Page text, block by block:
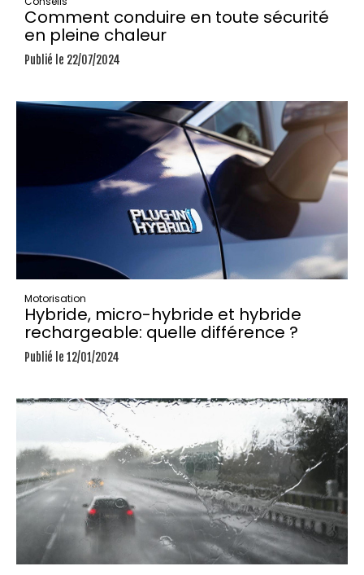
Comment conduire en toute sécurité
en pleine chaleur
Publié le 22/07/2024
Motorisation
Hybride, micro-hybride et hybride
rechargeable: quelle différence ?
Publié le 12/01/2024